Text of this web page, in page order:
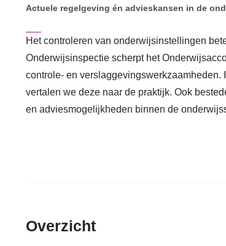
Actuele regelgeving én advieskansen in de
Het controleren van onderwijsinstellingen
Onderwijsinspectie scherpt het
controle- en
vertalen we deze naar de praktijk. Ook
en adviesmogelijkheden binnen de
Overzicht